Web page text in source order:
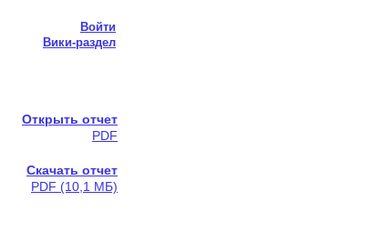
Войти
Вики-раздел
Открыть отчет
PDF
Скачать отчет
PDF (10,1 МБ)